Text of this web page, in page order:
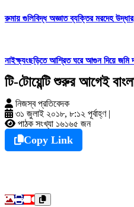
রুমায় গুলিবিদ্ধ অজ্ঞাত ব্যক্তির মরদেহ
নাইক্ষ্যংছড়িতে আশ্রিত ঘরে আগুন দিয়ে জমি
টি-টোয়েন্টি শুরুর আগেই
নিজস্ব প্রতিবেদক
৩১ জুলাই ২০১৮, ৮:১২ পূর্বাহ্ণ |
পাঠক সংখ্যা ১৬১৬৫ জন
Copy Link